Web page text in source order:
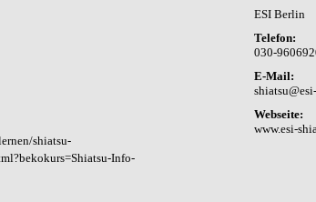
shiatsu-
Info-
ESI Berlin
Telefon:
030-
E-Mail:
Webseite:
www.esi-